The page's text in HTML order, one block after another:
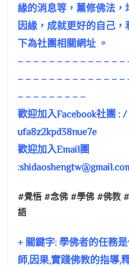
緣的消息等，薰修佛法，
因緣，成就更好的自己，
下為社團相關網址 。
– – – – – – – – – – – – – –
– – – – – – – – – – – – – –
– – – – – – – – –
歡迎加入Facebook社團 : /
ufa8z2kpd38nue7e
歡迎加入Email團
:
#覺悟 #念佛 #學佛 #佛教
語
+ 關鍵字: 學佛者的任務
師,因果,實踐佛教的指導,